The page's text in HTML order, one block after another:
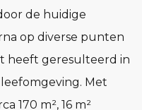
de huidige
op diverse punten
heeft geresulteerd in
Met
170 m², 16 m²